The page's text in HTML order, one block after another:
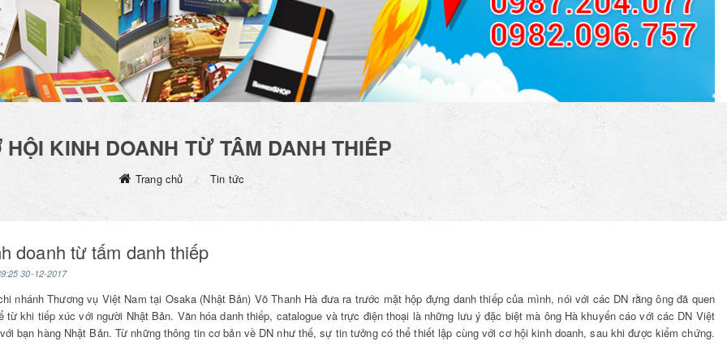
HỘI KINH DOANH TỪ TẤM DANH THIẾP
Trang chủ Tin tức
doanh từ tấm danh thiếp
30-12-2017
nhánh Thương vụ Việt Nam tại Osaka (Nhật Bản) Võ Thanh Hà đưa ra trước mặt hộp đựng danh thiếp của mình, nói với các DN rằng ông đã quen
từ khi tiếp xúc với người Nhật Bản. Văn hóa danh thiếp, catalogue và trực điện thoại là những lưu ý đặc biệt mà ông Hà khuyến cáo với các DN Việt
bạn hàng Nhật Bản. Từ những thông tin cơ bản về DN như thế, sự tin tưởng có thể thiết lập cùng với cơ hội kinh doanh, sau khi được kiểm chứng.
45 đ
Inox
5.000 đ
Phòng Thờ
Liên hệ